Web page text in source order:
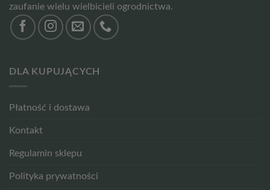
zaufanie wielu wielbicieli ogrodnictwa.
DLA KUPUJĄCYCH
Płatność i dostawa
Kontakt
Regulamin sklepu
Polityka prywatności